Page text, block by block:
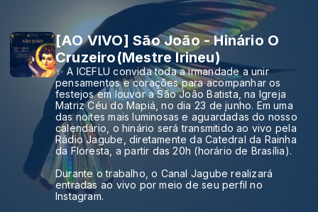
[AO VIVO] São João - Hinário O
Cruzeiro(Mestre Irineu)
✨ A ICEFLU convida toda a irmandade a unir
pensamentos e corações para acompanhar os
festejos em louvor a São João Batista, na Igreja
Matriz Céu do Mapiá, no dia 23 de junho. Em uma
das noites mais luminosas e aguardadas do nosso
calendário, o hinário será transmitido ao vivo pela
Rádio Jagube, diretamente da Catedral da Rainha
da Floresta, a partir das 20h (horário de Brasília).
Durante o trabalho, o Canal Jagube realizará
entradas ao vivo por meio de seu perfil no
Instagram.